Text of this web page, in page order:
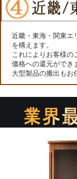
近畿・東海・関東エ
を構えます。
これによりお客様の
価格への還元ができ
大型製品の搬出もお